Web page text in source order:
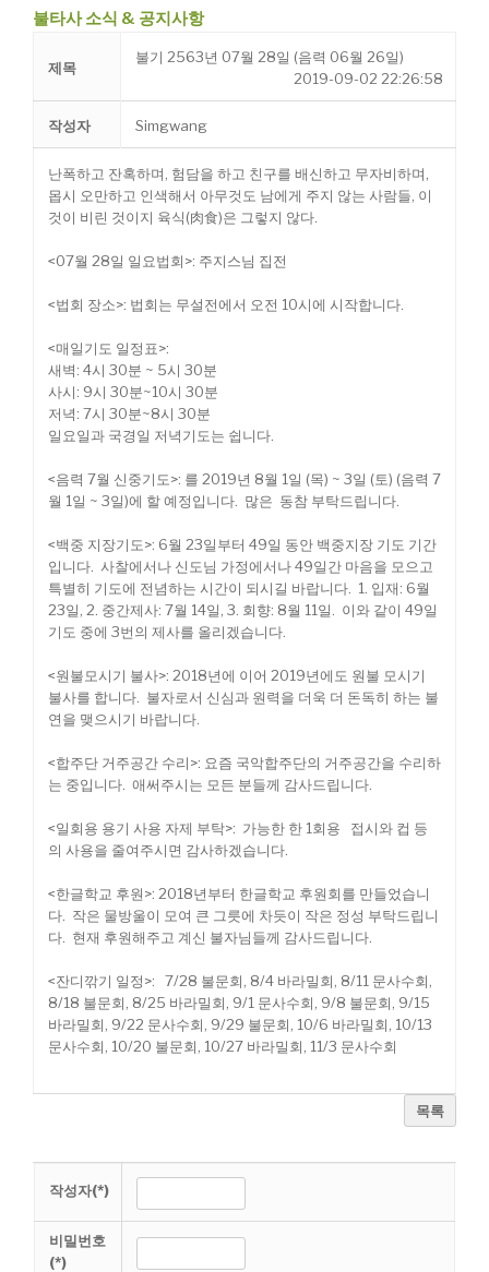
불타사 소식 & 공지사항
제목
불기 2563년 07월 28일 (음력 06월 26일)
2019-09-02 22:26:58
작성자 Simgwang
난폭하고 잔혹하며, 험담을 하고 친구를 배신하고 무자비하며,
몹시 오만하고 인색해서 아무것도 남에게 주지 않는 사람들, 이
것이 비린 것이지 육식(肉食)은 그렇지 않다.
<07월 28일 일요법회>: 주지스님 집전
<법회 장소>: 법회는 무설전에서 오전 10시에 시작합니다.
<매일기도 일정표>:
새벽: 4시 30분 ~ 5시 30분
사시: 9시 30분~10시 30분
저녁: 7시 30분~8시 30분
일요일과 국경일 저녁기도는 쉽니다.
<음력 7월 신중기도>: 를 2019년 8월 1일 (목) ~ 3일 (토) (음력 7
월 1일 ~ 3일)에 할 예정입니다. 많은 동참 부탁드립니다.
<백중 지장기도>: 6월 23일부터 49일 동안 백중지장 기도 기간
입니다. 사찰에서나 신도님 가정에서나 49일간 마음을 모으고
특별히 기도에 전념하는 시간이 되시길 바랍니다. 1. 입재: 6월
23일, 2. 중간제사: 7월 14일, 3. 회향: 8월 11일. 이와 같이 49일
기도 중에 3번의 제사를 올리겠습니다.
<원불모시기 불사>: 2018년에 이어 2019년에도 원불 모시기
불사를 합니다. 불자로서 신심과 원력을 더욱 더 돈독히 하는 불
연을 맺으시기 바랍니다.
<합주단 거주공간 수리>: 요즘 국악합주단의 거주공간을 수리하
는 중입니다. 애써주시는 모든 분들께 감사드립니다.
<일회용 용기 사용 자제 부탁>: 가능한 한 1회용 접시와 컵 등
의 사용을 줄여주시면 감사하겠습니다.
<한글학교 후원>: 2018년부터 한글학교 후원회를 만들었습니
다. 작은 물방울이 모여 큰 그릇에 차듯이 작은 정성 부탁드립니
다. 현재 후원해주고 계신 불자님들께 감사드립니다.
<잔디깎기 일정>: 7/28 불문회, 8/4 바라밀회, 8/11 문사수회,
8/18 불문회, 8/25 바라밀회, 9/1 문사수회, 9/8 불문회, 9/15
바라밀회, 9/22 문사수회, 9/29 불문회, 10/6 바라밀회, 10/13
문사수회, 10/20 불문회, 10/27 바라밀회, 11/3 문사수회
목록
작성자(*)
비밀번호
(*)